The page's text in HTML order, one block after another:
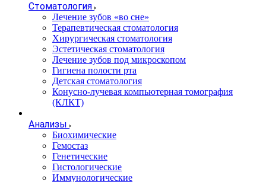
Стоматология
Лечение зубов «во сне»
Терапевтическая стоматология
Хирургическая стоматология
Эстетическая стоматология
Лечение зубов под микроскопом
Гигиена полости рта
Детская стоматология
Конусно-лучевая компьютерная томография
(КЛКТ)
Анализы
Биохимические
Гемостаз
Генетические
Гистологические
Иммунологические